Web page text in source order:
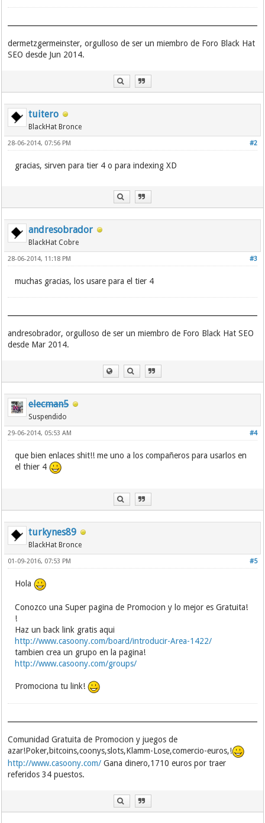
dermetzgermeinster, orgulloso de ser un miembro de Foro Black Hat
SEO desde Jun 2014.
tuitero
BlackHat Bronce
#2
28-06-2014, 07:56 PM
gracias, sirven para tier 4 o para indexing XD
andresobrador
BlackHat Cobre
#3
28-06-2014, 11:18 PM
muchas gracias, los usare para el tier 4
andresobrador, orgulloso de ser un miembro de Foro Black Hat SEO
desde Mar 2014.
elecman5
Suspendido
#4
29-06-2014, 05:53 AM
que bien enlaces shit!! me uno a los compañeros para usarlos en
el thier 4
turkynes89
BlackHat Bronce
#5
01-09-2016, 07:53 PM
Hola
Conozco una Super pagina de Promocion y lo mejor es Gratuita!
!
Haz un back link gratis aqui
http://www.casoony.com/board/introducir-Area-1422/
tambien crea un grupo en la pagina!
http://www.casoony.com/groups/
Promociona tu link!
Comunidad Gratuita de Promocion y juegos de
azar!Poker,bitcoins,coonys,slots,Klamm-Lose,comercio-euros,!
http://www.casoony.com/ Gana dinero,1710 euros por traer
referidos 34 puestos.